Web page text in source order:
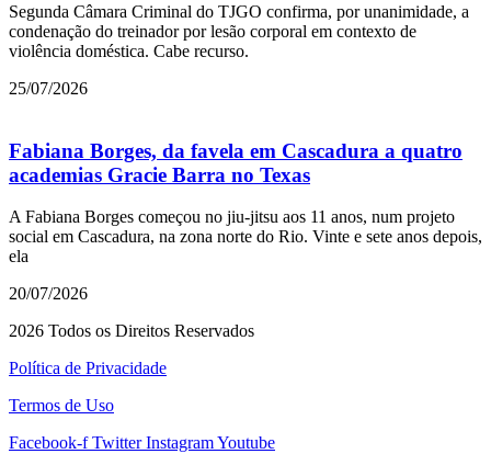
Segunda Câmara Criminal do TJGO confirma, por unanimidade, a
condenação do treinador por lesão corporal em contexto de
violência doméstica. Cabe recurso.
25/07/2026
Fabiana Borges, da favela em Cascadura a quatro
academias Gracie Barra no Texas
A Fabiana Borges começou no jiu-jitsu aos 11 anos, num projeto
social em Cascadura, na zona norte do Rio. Vinte e sete anos depois,
ela
20/07/2026
2026 Todos os Direitos Reservados
Política de Privacidade
Termos de Uso
Facebook-f Twitter InstagramYoutube